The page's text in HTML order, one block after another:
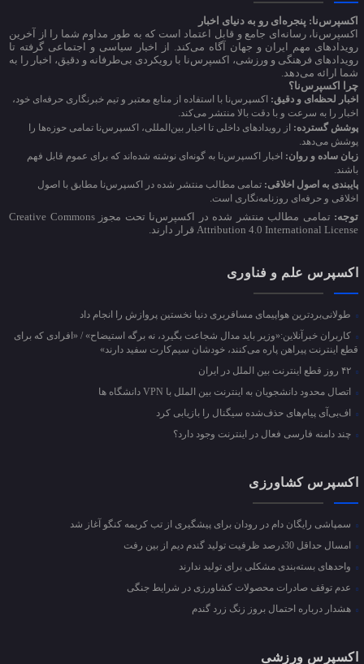
اکسپرس‌نا: پنجره‌ای رو به دنیای اخبار
اکسپرس‌نا، رسانه‌ای جامع و قابل اعتماد است که به طور مداوم شما را از آخرین
رویدادهای مهم ایران و جهان آگاه می‌کند. از اخبار سیاسی و اجتماعی گرفته تا
رویدادهای فرهنگی و ورزشی، اکسپرس‌نا با رویکردی بی‌طرفانه و دقیق، اخبار را به
شما ارائه می‌دهد.
چرا اکسپرس‌نا؟
اخبار لحظه‌ای و دقیق: اکسپرس‌نا با استفاده از منابع معتبر و تیم خبرنگاری حرفه‌ای خود،
اخبار را به سرعت و با دقت بالا منتشر می‌کند.
پوشش گسترده: از رویدادهای داخلی تا اخبار بین‌المللی، اکسپرس‌نا تمامی حوزه‌ها را
پوشش می‌دهد.
زبان ساده و روان: اخبار اکسپرس‌نا به گونه‌ای نوشته شده‌اند که برای عموم قابل فهم
باشند.
پایبندی به اصول اخلاقی: تمامی مطالب منتشر شده در اکسپرس‌نا مطابق با اصول
اخلاقی و حرفه‌ای روزنامه‌نگاری است.
توجه:
تمامی مطالب منتشر شده در اکسپرس‌نا تحت مجوز Creative Commons
Attribution 4.0 International License قرار دارند.
اکسپرس علم و فناوری
طولانی‌بردترین هواپیمای مسافربری دنیا نخستین پروازش را انجام داد
کاربران خبرآنلاین:«وزیر باید مدال شجاعت بگیرد، نه برگه استیضاح» / «افرادی که برای
قطع اینترنت پیراهن پاره می‌کنند، خودشان سیم‌کارت سفید دارند»
اتصال محدود دانشجویان به اینترنت بین الملل با VPN دانشگاه ها
اف‌بی‌آی پیام‌های حذف‌شده سیگنال را بازیابی کرد
چند دامنه فارسی فعال در اینترنت وجود دارد؟
اکسپرس کشاورزی
سمپاشی رایگان دام در رودان برای پیشگیری از تب کریمه کنگو آغاز شد
امسال حداقل 30درصد ظرفیت تولید گندم دیم از بین رفت
واحد‌های بسته‌بندی مشکلی برای تولید ندارند
عدم توقف صادرات محصولات کشاورزی در شرایط جنگی
هشدار درباره احتمال بروز زنگ زرد گندم
اکسپرس ورزشی